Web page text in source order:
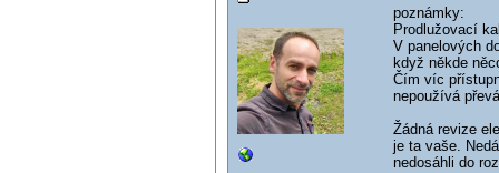
poznámky:
Prodlužovací
V panelových
když někde
Čím víc
nepoužívá
Žádná revize
je ta vaše.
nedosáhli do